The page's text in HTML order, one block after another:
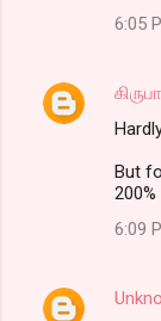
6:05
But
200%
6:09